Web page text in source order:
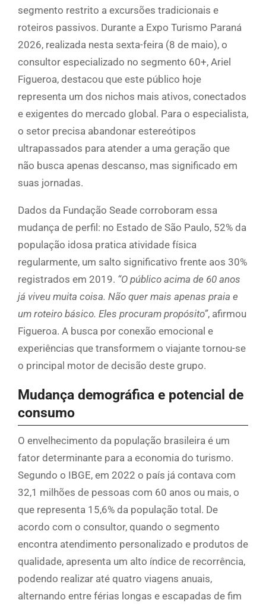
segmento restrito a excursões tradicionais e
roteiros passivos. Durante a Expo Turismo Paraná
2026, realizada nesta sexta-feira (8 de maio), o
consultor especializado no segmento 60+, Ariel
Figueroa, destacou que este público hoje
representa um dos nichos mais ativos, conectados
e exigentes do mercado global. Para o especialista,
o setor precisa abandonar estereótipos
ultrapassados para atender a uma geração que
não busca apenas descanso, mas significado em
suas jornadas.
Dados da Fundação Seade corroboram essa
mudança de perfil: no Estado de São Paulo, 52% da
população idosa pratica atividade física
regularmente, um salto significativo frente aos 30%
registrados em 2019. “O público acima de 60 anos
já viveu muita coisa. Não quer mais apenas praia e
um roteiro básico. Eles procuram propósito”, afirmou
Figueroa. A busca por conexão emocional e
experiências que transformem o viajante tornou-se
o principal motor de decisão deste grupo.
Mudança demográfica e potencial de
consumo
O envelhecimento da população brasileira é um
fator determinante para a economia do turismo.
Segundo o IBGE, em 2022 o país já contava com
32,1 milhões de pessoas com 60 anos ou mais, o
que representa 15,6% da população total. De
acordo com o consultor, quando o segmento
encontra atendimento personalizado e produtos de
qualidade, apresenta um alto índice de recorrência,
podendo realizar até quatro viagens anuais,
alternando entre férias longas e escapadas de fim